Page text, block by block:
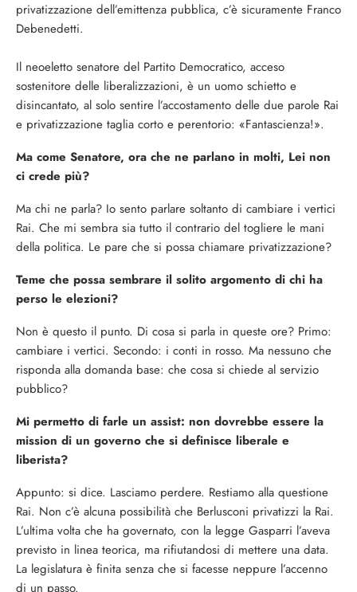
privatizzazione dell’emittenza pubblica, c’è sicuramente Franco
Debenedetti.
Il neoeletto senatore del Partito Democratico, acceso
sostenitore delle liberalizzazioni, è un uomo schietto e
disincantato, al solo sentire l’accostamento delle due parole Rai
e privatizzazione taglia corto e perentorio: «Fantascienza!».
Ma come Senatore, ora che ne parlano in molti, Lei non
ci crede più?
Ma chi ne parla? Io sento parlare soltanto di cambiare i vertici
Rai. Che mi sembra sia tutto il contrario del togliere le mani
della politica. Le pare che si possa chiamare privatizzazione?
Teme che possa sembrare il solito argomento di chi ha
perso le elezioni?
Non è questo il punto. Di cosa si parla in queste ore? Primo:
cambiare i vertici. Secondo: i conti in rosso. Ma nessuno che
risponda alla domanda base: che cosa si chiede al servizio
pubblico?
Mi permetto di farle un assist: non dovrebbe essere la
mission di un governo che si definisce liberale e
liberista?
Appunto: si dice. Lasciamo perdere. Restiamo alla questione
Rai. Non c’è alcuna possibilità che Berlusconi privatizzi la Rai.
L’ultima volta che ha governato, con la legge Gasparri l’aveva
previsto in linea teorica, ma rifiutandosi di mettere una data.
La legislatura è finita senza che si facesse neppure l’accenno
di un passo.